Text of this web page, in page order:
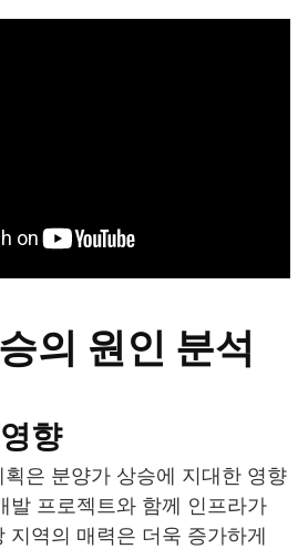
의 원인 분석
향
은 분양가 상승에 지대한 영향
발 프로젝트와 함께 인프라가
지역의 매력은 더욱 증가하게